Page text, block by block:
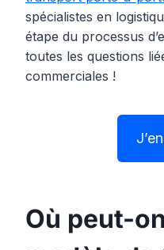
spécialistes en
étape du processus
toutes les questions
commerciales !
Où peut-